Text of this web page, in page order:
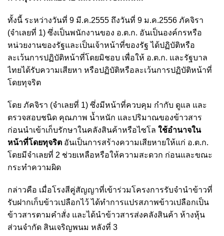
ทั้งนี้ ระหว่างวันที่ 9 มี.ค.2555 ถึงวันที่ 9 ม.ค.2556 ภัคจิรา
(จำเลยที่ 1) ซึ่งเป็นพนักงานของ อ.ต.ก. อันเป็นองค์กรหรือ
หน่วยงานของรัฐและเป็นเจ้าหน้าที่ของรัฐ ได้ปฏิบัติหรือ
ละเว้นการปฏิบัติหน้าที่โดยมิชอบ เพื่อให้ อ.ต.ก. และรัฐบาล
ไทยได้รับความเสียหา หรือปฏิบัติหรือละเว้นการปฏิบัติหน้าที่
โดยทุจริต
โดย ภัคจิรา (จำเลยที่ 1) ซึ่งมีหน้าที่ควบคุม กำกับ ดูแล และ
ตรวจสอบชนิด คุณภาพ น้ำหนัก และปริมาณของข้าวสาร
ก่อนนำเข้าเก็บรักษาในคลังสินค้าหรือไซโล ใช้อำนาจใน
หน้าที่โดยทุจริต อันเป็นการสร้างความเสียหายให้แก่ อ.ต.ก.
โดยมีจำเลยที่ 2 ช่วยเหลือหรือให้ความสะดวก ก่อนและขณะ
กระทำความผิด
กล่าวคือ เมื่อโรงสีคู่สัญญาที่เข้าร่วมโครงการรับจำนำข้าวที่
รับฝากเก็บข้าวเปลือกไว้ ได้ทำการแปรสภาพข้าวเปลือกเป็น
ข้าวสารตามคำสั่ง และได้นำข้าวสารส่งคลังสินค้า ห้างหุ้น
ส่วนจำกัด สินเจริญพนม หลังที่ 3